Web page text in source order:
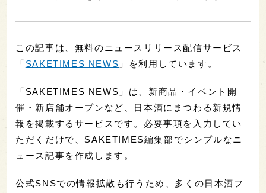
この記事は、無料のニュースリリース配信サービス
「 SAKETIMES NEWS 」を利用しています。
「SAKETIMES NEWS」は、新商品・イベント開
催・新店舗オープンなど、日本酒にまつわる新規情
報を掲載するサービスです。必要事項を入力してい
ただくだけで、SAKETIMES編集部でシンプルなニ
ュース記事を作成します。
公式SNSでの情報拡散も行うため、多くの日本酒フ